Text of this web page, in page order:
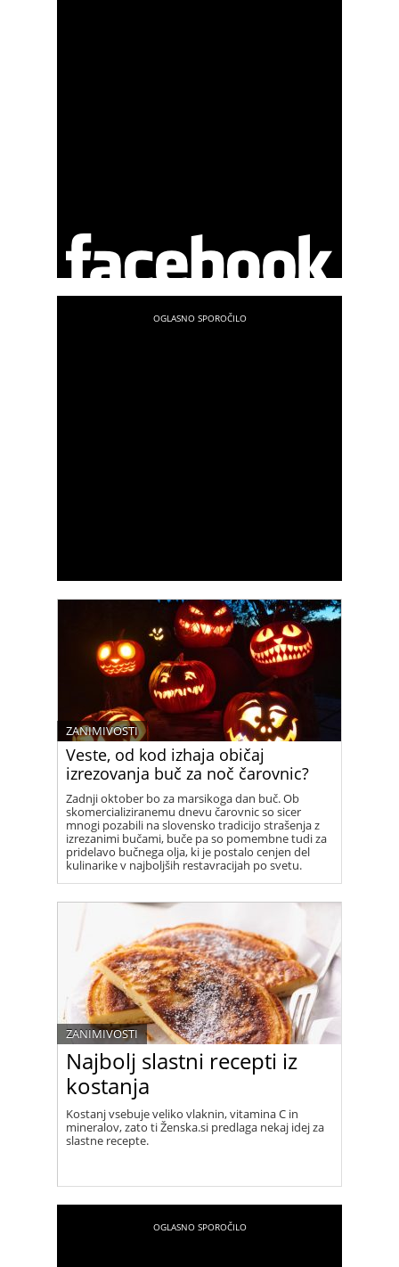
Veste, od kod izhaja običaj
izrezovanja buč za noč čarovnic?
ZANIMIVOSTI
Zadnji oktober bo za marsikoga dan buč. Ob
skomercializiranemu dnevu čarovnic so sicer
mnogi pozabili na slovensko tradicijo strašenja z
izrezanimi bučami, buče pa so pomembne tudi za
pridelavo bučnega olja, ki je postalo cenjen del
kulinarike v najboljših restavracijah po svetu.
Najbolj slastni recepti iz
kostanja
ZANIMIVOSTI
Kostanj vsebuje veliko vlaknin, vitamina C in
mineralov, zato ti Ženska.si predlaga nekaj idej za
slastne recepte.